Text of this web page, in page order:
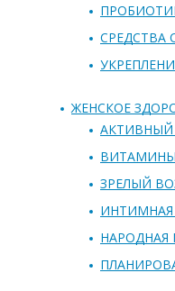
СРЕДСТВА
ЖЕНСКОЕ
АКТИВНЫЙ
ЗРЕЛЫЙ
ИНТИМНАЯ